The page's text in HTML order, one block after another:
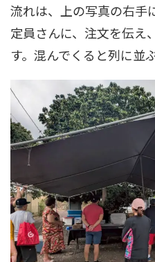
流れは、上の写真の右手
定員さんに、注文を伝え
す。混んでくると列に並